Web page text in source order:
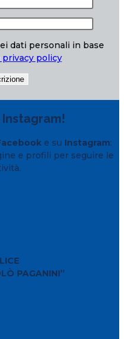
dati personali in base
policy
Instagram!
e su Instagram:
e profili per seguire le
PAGANINI”